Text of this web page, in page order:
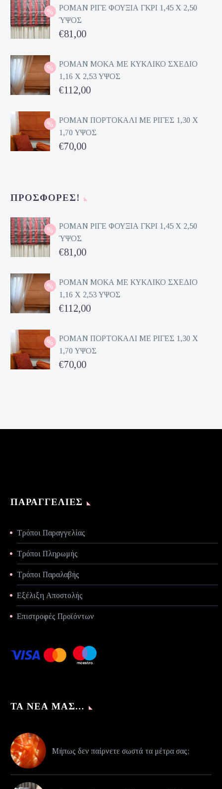
ΡΟΜΑΝ ΡΙΓΕ ΦΟΥΞΙΑ ΓΚΡΙ 1,45 Χ 2,50
ΎΨΟΣ
Original
was:
€162,00.
€81,00
τρέχουσα
τιμή
είναι:
ΡΟΜΑΝ ΜΟΚΑ ΜΕ ΚΥΚΛΙΚΟ ΣΧΕΔΙΟ
1,16 Χ 2,53 ΥΨΟΣ
Original
was:
€224,00.
€112,00
τρέχουσα
τιμή
είναι:
ΡΟΜΑΝ ΠΟΡΤΟΚΑΛΙ ΜΕ ΡΙΓΕΣ 1,30 Χ
1,70 ΥΨΟΣ
Original
€70,00
ΠΡΟΣΦΟΡΈΣ!
ΡΟΜΑΝ ΡΙΓΕ ΦΟΥΞΙΑ ΓΚΡΙ 1,45 Χ 2,50
ΎΨΟΣ
Original
was:
€162,00.
€81,00
τρέχουσα
τιμή
είναι:
ΡΟΜΑΝ ΜΟΚΑ ΜΕ ΚΥΚΛΙΚΟ ΣΧΕΔΙΟ
1,16 Χ 2,53 ΥΨΟΣ
Original
was:
€224,00.
€112,00
τρέχουσα
τιμή
είναι:
ΡΟΜΑΝ ΠΟΡΤΟΚΑΛΙ ΜΕ ΡΙΓΕΣ 1,30 Χ
1,70 ΥΨΟΣ
Original
€70,00
ΠΑΡΑΓΓΕΛΊΕΣ
Τρόποι Παραγγελίας
Τρόποι Πληρωμής
Τρόποι Παραλαβής
Εξέλιξη Αποστολής
Επιστροφές Προϊόντων
ΤΑ ΝΈΑ ΜΑΣ…
Μήπως δεν παίρνετε σωστά τα μέτρα σας;